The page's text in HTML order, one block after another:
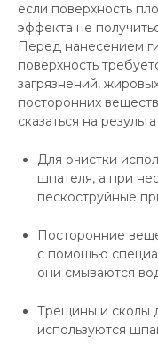
если поверхность
эффекта не
Перед нанесением
поверхность
загрязнений,
посторонних
сказаться на
Для очистки
шпателя, а при
пескоструйные
Посторонние
с помощью
они смываются
Трещины и сколы
используются